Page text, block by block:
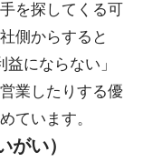
を探してくる可
側からすると
にならない」
業したりする優
ています。
い）